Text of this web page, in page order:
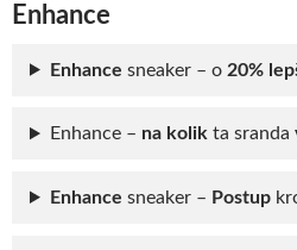
Enhance
Enhance sneaker – o 20%
Enhance – na kolik ta sranda
Enhance sneaker – Postup